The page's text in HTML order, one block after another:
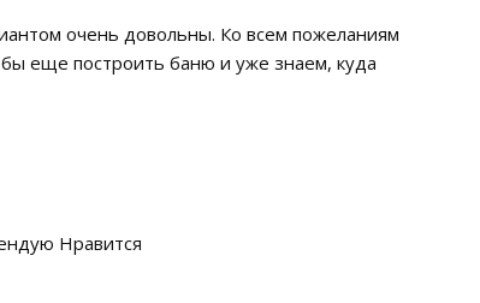
очень довольны. Ко всем пожеланиям
еще построить баню и уже знаем, куда
Нравится